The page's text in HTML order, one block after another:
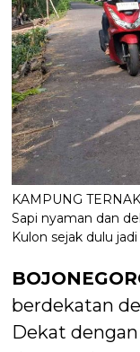
KAMPUNG
Sapi nyaman dan
Kulon sejak dulu
berdekatan
Dekat